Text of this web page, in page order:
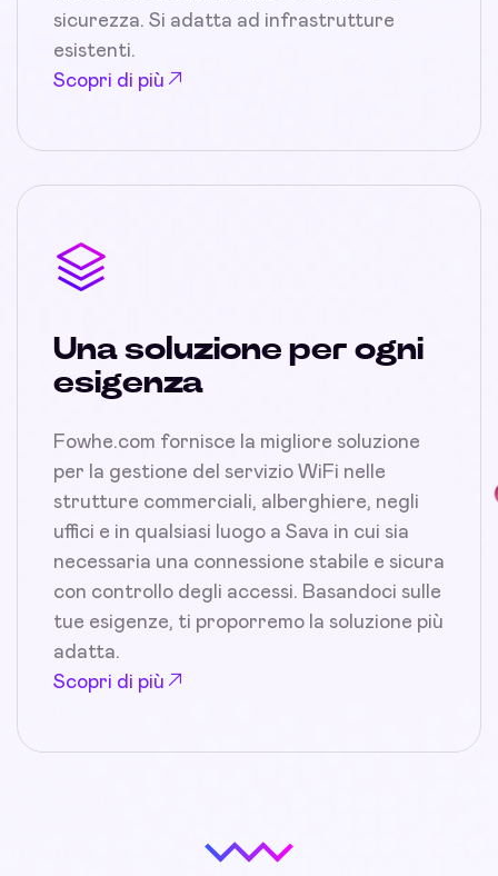
sicurezza. Si adatta ad infrastrutture
esistenti.
Scopri di più
Una soluzione per ogni
esigenza
Fowhe.com fornisce la migliore soluzione
per la gestione del servizio WiFi nelle
strutture commerciali, alberghiere, negli
uffici e in qualsiasi luogo a Sava in cui sia
necessaria una connessione stabile e sicura
con controllo degli accessi. Basandoci sulle
tue esigenze, ti proporremo la soluzione più
adatta.
Scopri di più